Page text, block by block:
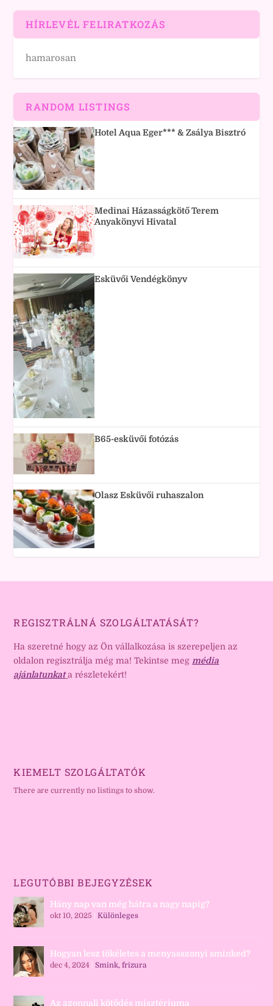
HÍRLEVÉL FELIRATKOZÁS
hamarosan
RANDOM LISTINGS
Hotel Aqua Eger*** & Zsálya Bisztró
Medinai Házasságkötő Terem
Anyakönyvi Hivatal
Esküvői Vendégkönyv
B65-esküvői fotózás
Olasz Esküvői ruhaszalon
REGISZTRÁLNÁ SZOLGÁLTATÁSÁT?
Ha szeretné hogy az Ön vállalkozása is szerepeljen az
oldalon regisztrálja még ma! Tekintse meg média
ajánlatunkat a részletekért!
KIEMELT SZOLGÁLTATÓK
There are currently no listings to show.
LEGUTÓBBI BEJEGYZÉSEK
Hány nap van még hátra a nagy napig?
okt 10, 2025 |Különleges
Hogyan lesz tökéletes a menyasszonyi sminked?
dec 4, 2024 |Smink, frizura
Az azonnali kötődés misztériuma